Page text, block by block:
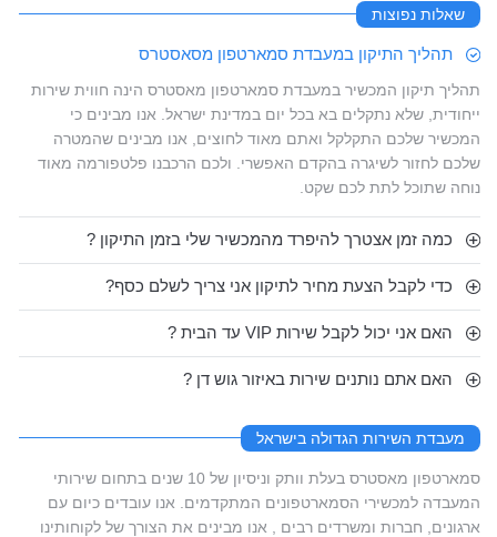
שאלות נפוצות
תהליך התיקון במעבדת סמארטפון מסאסטרס
תהליך תיקון המכשיר במעבדת סמארטפון מאסטרס הינה חווית שירות
ייחודית, שלא נתקלים בא בכל יום במדינת ישראל. אנו מבינים כי
המכשיר שלכם התקלקל ואתם מאוד לחוצים, אנו מבינים שהמטרה
שלכם לחזור לשיגרה בהקדם האפשרי. ולכם הרכבנו פלטפורמה מאוד
נוחה שתוכל לתת לכם שקט.
כמה זמן אצטרך להיפרד מהמכשיר שלי בזמן התיקון ?
כדי לקבל הצעת מחיר לתיקון אני צריך לשלם כסף?
האם אני יכול לקבל שירות VIP עד הבית ?
האם אתם נותנים שירות באיזור גוש דן ?
מעבדת השירות הגדולה בישראל
סמארטפון מאסטרס בעלת וותק וניסיון של 10 שנים בתחום שירותי
המעבדה למכשירי הסמארטפונים המתקדמים. אנו עובדים כיום עם
ארגונים, חברות ומשרדים רבים , אנו מבינים את הצורך של לקוחותינו